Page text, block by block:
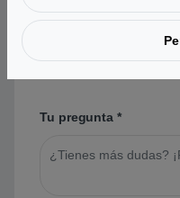
Tu pregunta *